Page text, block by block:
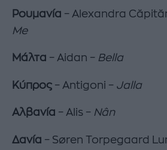
Ρουμανία – Alexandra
Me
Μάλτα – Aidan – Bella
Κύπρος – Antigoni – Jalla
Αλβανία – Alis – Nân
Δανία – Søren Torpegaard